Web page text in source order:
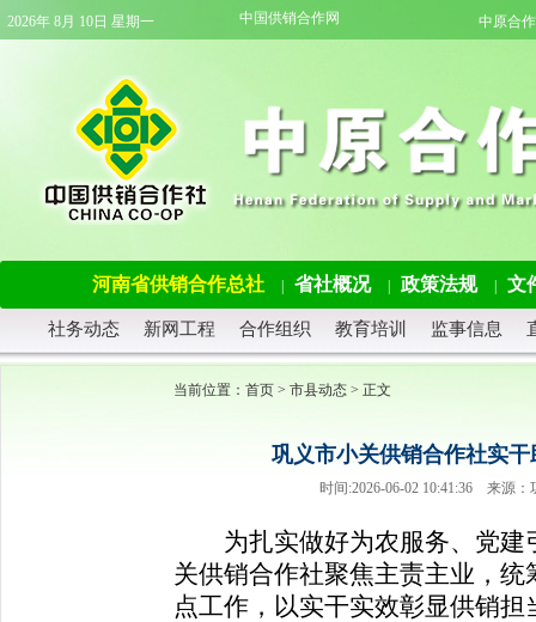
2026年 8月 10日 星期一 中国供销合作网 中原合
河南省供销合作总社 省社概况 政策法规 文
社务动态 新网工程 合作组织 教育培训 监事信息
当前位置： 首页 > 市县动态 > 正文
巩义市小关供销合作社实
时间:2026-06-02 10:41:36 来源
为扎实做好为农服务、党建
关供销合作社聚焦主责主业，
点工作，以实干实效彰显供销担